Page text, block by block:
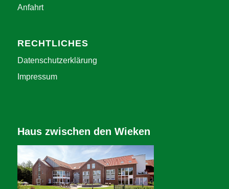
Anfahrt
RECHTLICHES
Datenschutzerklärung
Impressum
Haus zwischen den Wieken